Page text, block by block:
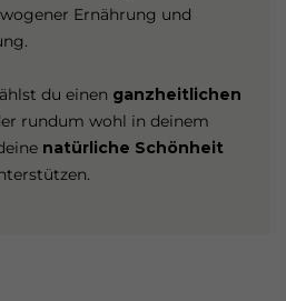
Ernährung und
du einen ganzheitlichen
rundum wohl in deinem
natürliche Schönheit